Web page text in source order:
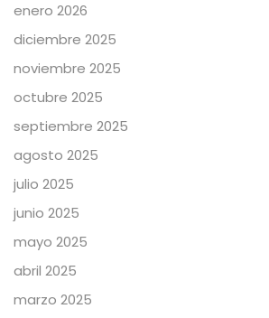
enero 2026
diciembre 2025
noviembre 2025
octubre 2025
septiembre 2025
agosto 2025
julio 2025
junio 2025
mayo 2025
abril 2025
marzo 2025